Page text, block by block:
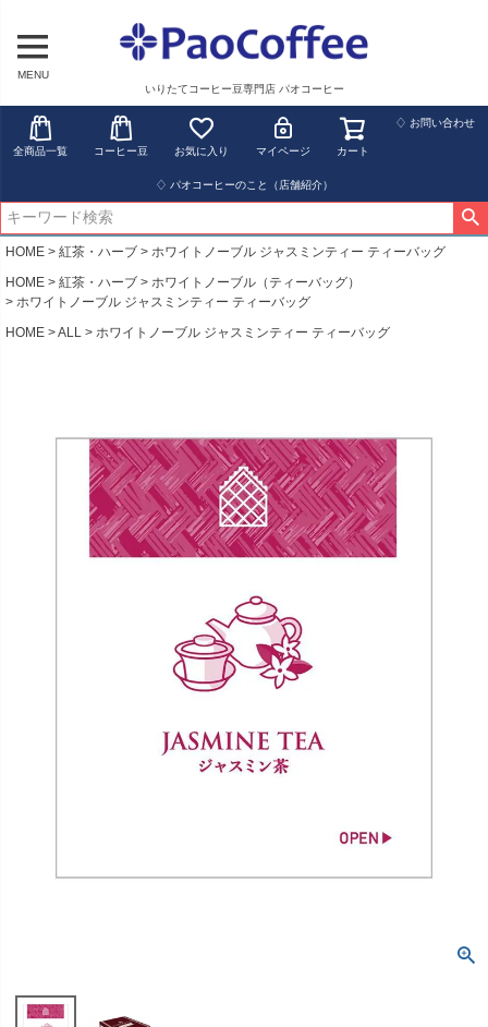
MENU
いりたてコーヒー豆専門店 パオコーヒー
全商品一覧 コーヒー豆 お気に入り マイページ カート
♢ お問い合わせ
♢ パオコーヒーのこと（店舗紹介）
HOME 紅茶・ハーブ
ホワイトノーブル ジャスミンティー ティーバッグ
HOME
紅茶・ハーブ
ホワイトノーブル（ティーバッグ）
ホワイトノーブル ジャスミンティー ティーバッグ
HOME
ALL ホワイトノーブル ジャスミンティー ティーバッグ